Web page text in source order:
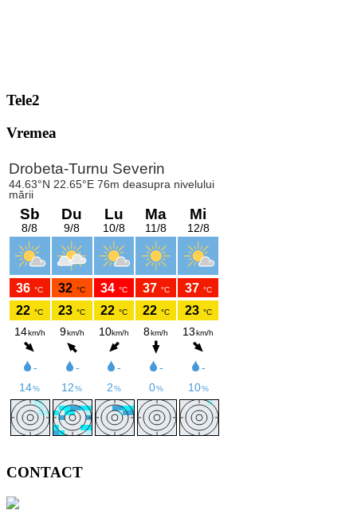
Tele2
Vremea
CONTACT